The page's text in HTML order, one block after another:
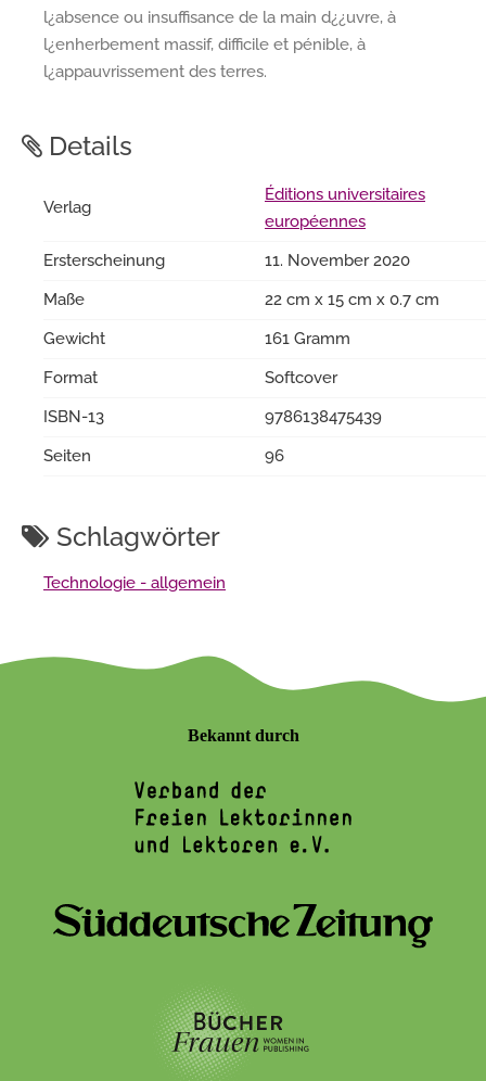
l¿absence ou insuffisance de la main d¿¿uvre, à
l¿enherbement massif, difficile et pénible, à
l¿appauvrissement des terres.
Details
Verlag
Éditions universitaires
européennes
Ersterscheinung
11. November 2020
Maße
22 cm x 15 cm x 0.7 cm
Gewicht
161 Gramm
Format
Softcover
ISBN-13
9786138475439
Seiten
96
Schlagwörter
Technologie - allgemein
Bekannt durch